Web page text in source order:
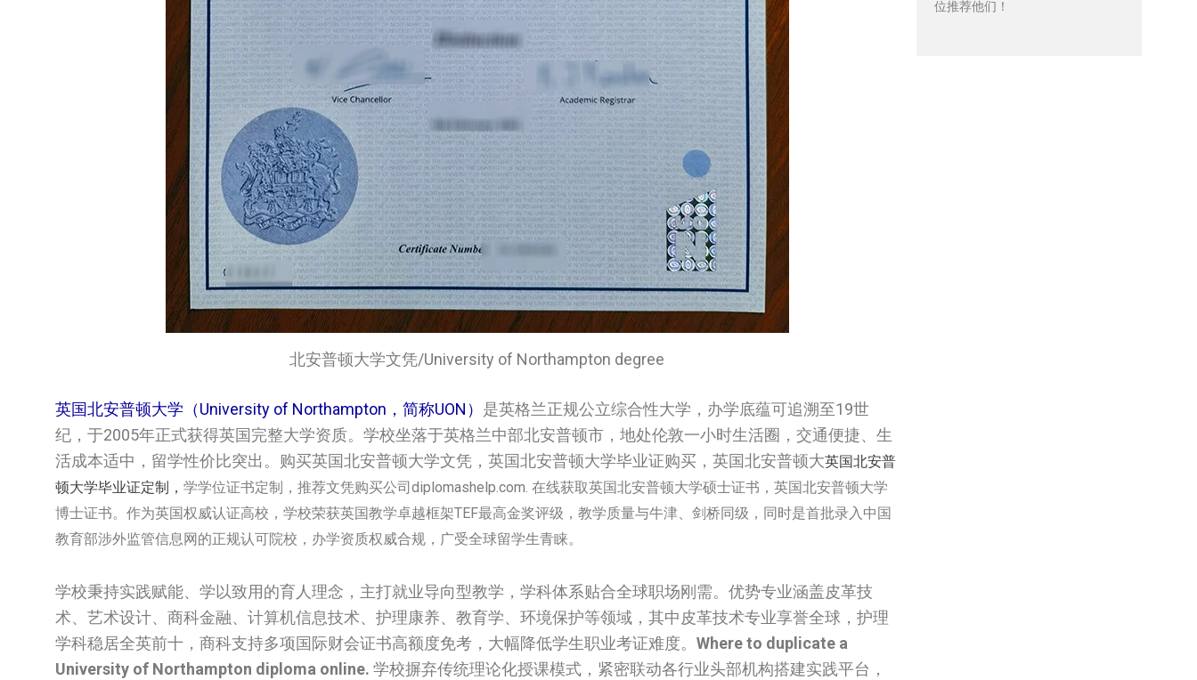
北安普顿大学文凭/University of Northampton degree
英国北安普顿大学（University of Northampton，简称UON） 是英格兰正规公立综合性大学，办学底蕴可追溯至19世
纪，于2005年正式获得英国完整大学资质。学校坐落于英格兰中部北安普顿市，地处伦敦一小时生活圈，交通便捷、生
活成本适中，留学性价比突出。购买英国北安普顿大学‌‌‌‌文凭，英国北安普顿大学‌‌‌‌毕业证购买，英国北安普顿大英国北安普
顿大学‌‌‌‌毕业证定制， 学‌‌‌‌学位证书定制，推荐文凭购买公司diplomashelp.com. 在线获取英国北安普顿大学‌‌‌‌硕士证书，英国北安普顿大学‌‌‌‌
博士证书。作为英国权威认证高校，学校荣获英国教学卓越框架TEF最高金奖评级，教学质量与牛津、剑桥同级，同时是首批录入中国
教育部涉外监管信息网的正规认可院校，办学资质权威合规，广受全球留学生青睐。
学校秉持实践赋能、学以致用的育人理念，主打就业导向型教学，学科体系贴合全球职场刚需。优势专业涵盖皮革技
术、艺术设计、商科金融、计算机信息技术、护理康养、教育学、环境保护等领域，其中皮革技术专业享誉全球，护理
学科稳居全英前十，商科支持多项国际财会证书高额度免考，大幅降低学生职业考证难度。 Where to duplicate a
University of Northampton diploma online. 学校摒弃传统理论化授课模式，紧密联动各行业头部机构搭建实践平台，
位推荐他们！